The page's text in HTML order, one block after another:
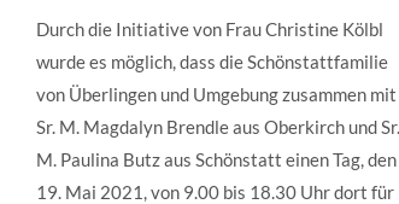
Durch die Initiative von Frau Christine Kölbl
wurde es möglich, dass die Schönstattfamilie
von Überlingen und Umgebung zusammen mit
Sr. M. Magdalyn Brendle aus Oberkirch und Sr.
M. Paulina Butz aus Schönstatt einen Tag, den
19. Mai 2021, von 9.00 bis 18.30 Uhr dort für